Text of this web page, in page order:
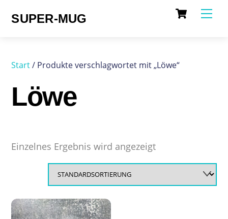
Cart
SUPER-MUG
Start/ Produkte verschlagwortet mit „Löwe“
Löwe
Einzelnes Ergebnis wird angezeigt